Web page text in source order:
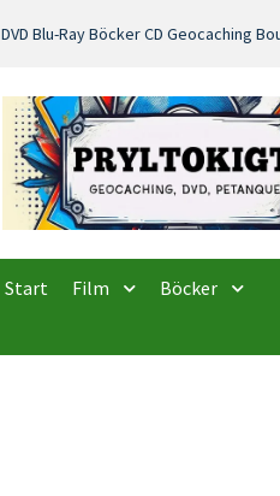
DVD Blu-Ray Böcker CD Geocaching
Start Film Böcker